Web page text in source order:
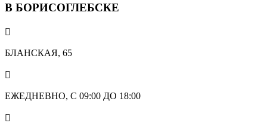
В БОРИСОГЛЕБСКЕ

БЛАНСКАЯ, 65

ЕЖЕДНЕВНО, С 09:00 ДО 18:00
